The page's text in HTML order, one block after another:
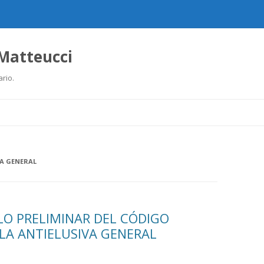
GENERAL
PRELIMINAR DEL CÓDIGO
ANTIELUSIVA GENERAL